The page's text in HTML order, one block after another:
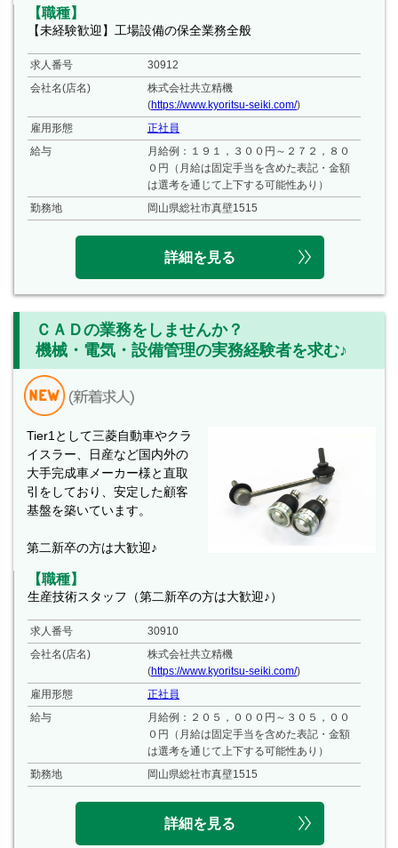
【職種】
【未経験歓迎】工場設備の保全業務全般
求人番号
30912
会社名(店名)
株式会社共立精機
(https://www.kyoritsu-seiki.com/)
雇用形態
正社員
給与
月給例：１９１，３００円～２７２，８０
０円（月給は固定手当を含めた表記・金額
は選考を通じて上下する可能性あり）
勤務地
岡山県総社市真壁1515
詳細を見る
ＣＡＤの業務をしませんか？
機械・電気・設備管理の実務経験者を求む♪
Tier1として三菱自動車やクラ
イスラー、日産など国内外の
大手完成車メーカー様と直取
引をしており、安定した顧客
基盤を築いています。
第二新卒の方は大歓迎♪
【職種】
生産技術スタッフ（第二新卒の方は大歓迎♪）
求人番号
30910
会社名(店名)
株式会社共立精機
(https://www.kyoritsu-seiki.com/)
雇用形態
正社員
給与
月給例：２０５，０００円～３０５，００
０円（月給は固定手当を含めた表記・金額
は選考を通じて上下する可能性あり）
勤務地
岡山県総社市真壁1515
詳細を見る